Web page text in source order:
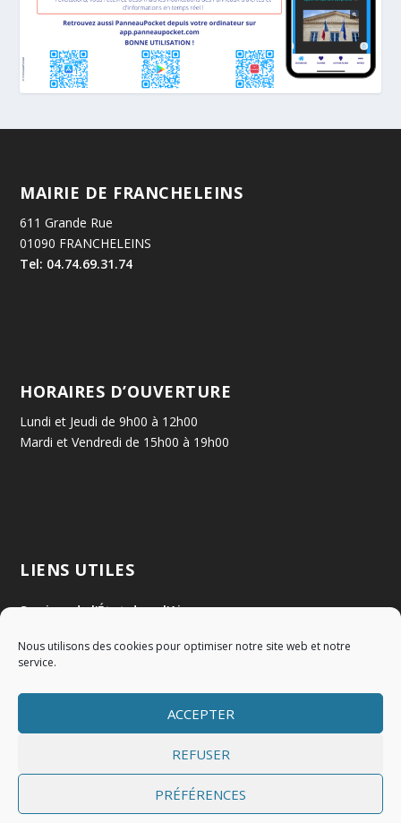
Nous utilisons des cookies pour optimiser notre site web et notre
service.
ACCEPTER
REFUSER
PRÉFÉRENCES
MAIRIE DE FRANCHELEINS
611 Grande Rue
01090 FRANCHELEINS
Tel: 04.74.69.31.74
HORAIRES D’OUVERTURE
Lundi et Jeudi de 9h00 à 12h00
Mardi et Vendredi de 15h00 à 19h00
LIENS UTILES
Services de l'État dans l'Ain
Communauté de Communes Val de Saône Centre
SMIDOM